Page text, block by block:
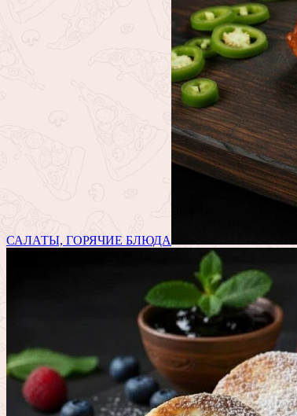
САЛАТЫ, ГОРЯЧИЕ БЛЮДА